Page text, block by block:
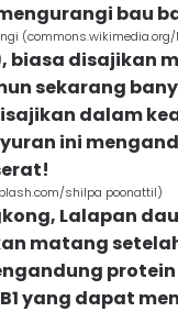
bau
(commons.wikimedia.org/
biasa disajikan
sekarang
dalam
ini
shilpa poonattil)
Lalapan
matang
yang dapat